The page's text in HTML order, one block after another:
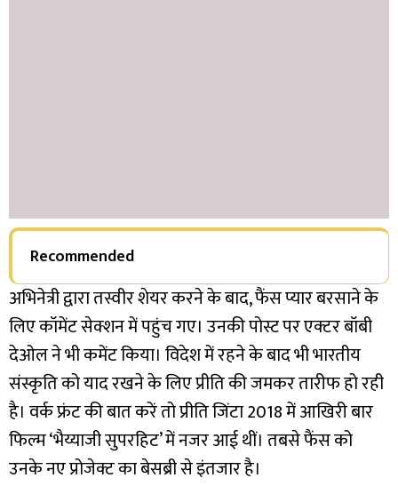
Recommended
अभिनेत्री द्वारा तस्वीर शेयर करने के बाद, फैंस प्यार बरसाने के
लिए कॉमेंट सेक्शन में पहुंच गए। उनकी पोस्ट पर एक्टर बॉबी
देओल ने भी कमेंट किया। विदेश में रहने के बाद भी भारतीय
संस्कृति को याद रखने के लिए प्रीति की जमकर तारीफ हो रही
है। वर्क फ्रंट की बात करें तो प्रीति जिंटा 2018 में आखिरी बार
फिल्म ‘भैय्याजी सुपरहिट’ में नजर आई थीं। तबसे फैंस को
उनके नए प्रोजेक्ट का बेसब्री से इंतजार है।